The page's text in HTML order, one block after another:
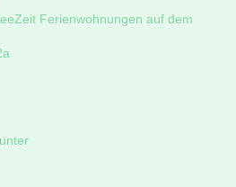
Ferienwohnungen auf dem